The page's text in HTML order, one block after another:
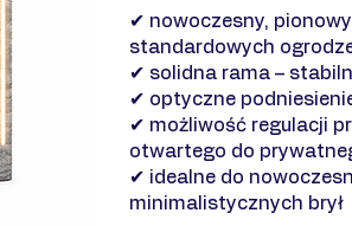
✔ nowoczesny,
standardowych
✔ solidna rama –
✔ optyczne
✔ możliwość regulacji
otwartego do
✔ idealne do
minimalistycznych brył